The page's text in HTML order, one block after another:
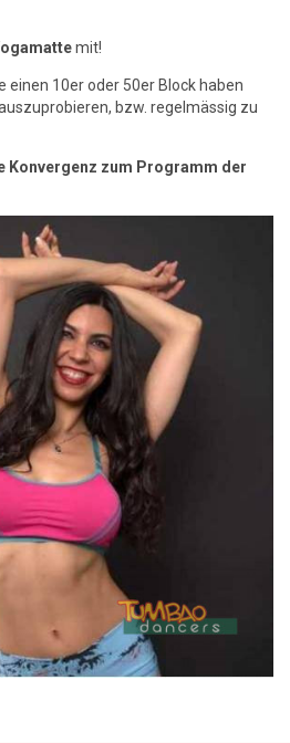
mit!
einen 10er oder 50er Block haben
bzw. regelmässig zu
Konvergenz zum Programm der